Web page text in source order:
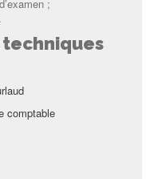
;
comptable